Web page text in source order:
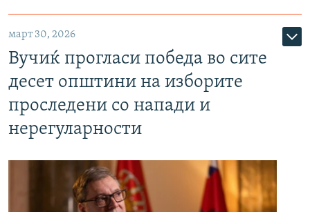
март 30, 2026
Вучиќ прогласи победа во сите
десет општини на изборите
проследени со напади и
нерегуларности